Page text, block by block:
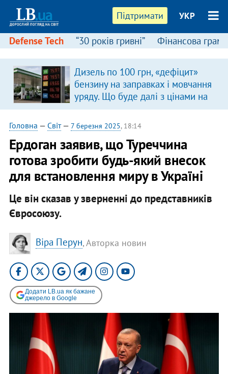
Підтримати УКР
Defense Tech “30 років гривні” Фінансова
Дизель по 100 грн, «дефіцит»
бензину на заправках і мовчання
уряду. Що буде далі з цінами на
пальне?
Головна — Світ— 7 березня 2025, 18:14
Ердоган заявив, що Туреччина
готова зробити будь-який внесок
для встановлення миру в Україні
Це він сказав у зверненні до представників
Євросоюзу.
Віра Перун, Авторка новин
Додати LB.ua як бажане
джерело в Google